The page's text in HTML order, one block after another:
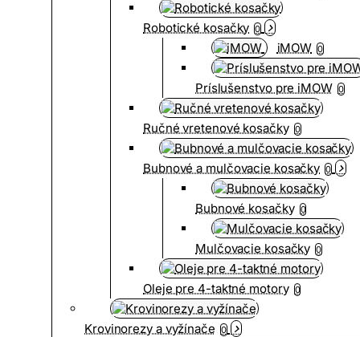
Robotické kosačky 0
iMOW 0
Príslušenstvo pre iMOW 0
Ručné vretenové kosačky 0
Bubnové a mulčovacie kosačky 0
Bubnové kosačky 0
Mulčovacie kosačky 0
Oleje pre 4-taktné motory 0
Krovinorezy a vyžínače 0